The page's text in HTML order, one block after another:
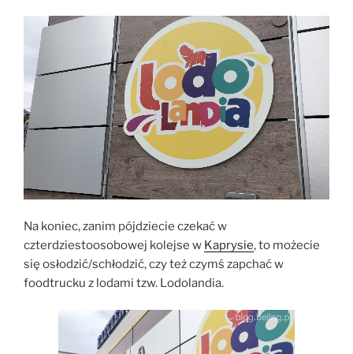
Na koniec, zanim pójdziecie czekać w
czterdziestoosobowej kolejse w Kaprysie, to możecie
się osłodzić/schłodzić, czy też czymś zapchać w
foodtrucku z lodami tzw. Lodolandia.